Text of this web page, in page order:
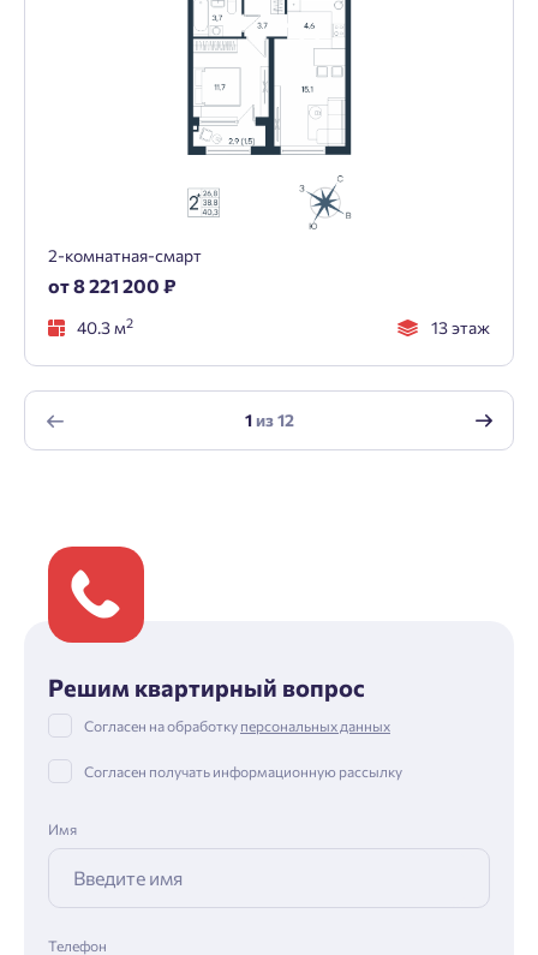
2-комнатная-смарт
от 8 221 200 ₽
40.3 м2 13 этаж
1из12
Решим квартирный вопрос
Согласен на обработку персональных данных
Согласен получать информационную рассылку
Имя
Телефон